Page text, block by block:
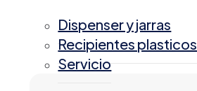
Dispenser y jarras
Recipientes plasticos
Servicio